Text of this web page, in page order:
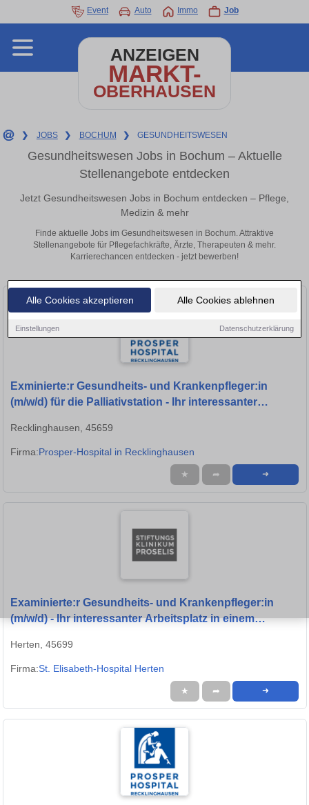
Alle Cookies akzeptieren Alle Cookies ablehnen
Einstellungen Datenschutzerklärung
Event Auto Immo Job
ANZEIGEN
MARKT-
OBERHAUSEN
❯ JOBS ❯ BOCHUM ❯ GESUNDHEITSWESEN
Gesundheitswesen Jobs in Bochum – Aktuelle
Stellenangebote entdecken
Jetzt Gesundheitswesen Jobs in Bochum entdecken – Pflege,
Medizin & mehr
Finde aktuelle Jobs im Gesundheitswesen in Bochum. Attraktive
Stellenangebote für Pflegefachkräfte, Ärzte, Therapeuten & mehr.
Karrierechancen entdecken - jetzt bewerben!
Exminierte:r Gesundheits- und Krankenpfleger:in
(m/w/d) für die Palliativstation - Ihr interessanter
Recklinghausen, 45659
Firma:Prosper-Hospital in Recklinghausen
★ ➦ ➜
Examinierte:r Gesundheits- und Krankenpfleger:in
(m/w/d) - Ihr interessanter Arbeitsplatz in einem
Herten, 45699
Firma:St. Elisabeth-Hospital Herten
★ ➦ ➜